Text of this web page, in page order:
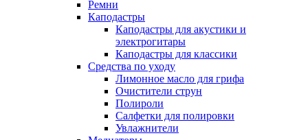
Ремни
Каподастры
Каподастры для акустики и
электрогитары
Каподастры для классики
Средства по уходу
Лимонное масло для грифа
Очистители струн
Полироли
Салфетки для полировки
Увлажнители